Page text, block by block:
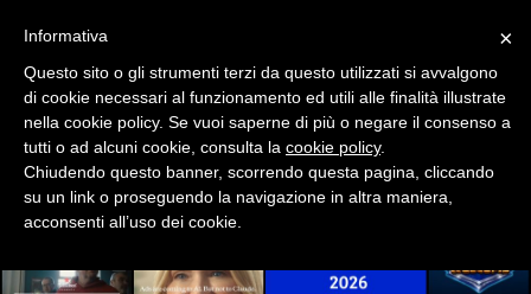
DESIGN
EVENTI
MOBILE
×
Informativa
Questo sito o gli strumenti terzi da questo utilizzati si avvalgono
di cookie necessari al funzionamento ed utili alle finalità illustrate
nella cookie policy. Se vuoi saperne di più o negare il consenso a
tutti o ad alcuni cookie, consulta la cookie policy.
Chiudendo questo banner, scorrendo questa pagina, cliccando
su un link o proseguendo la navigazione in altra maniera,
acconsenti all’uso dei cookie.